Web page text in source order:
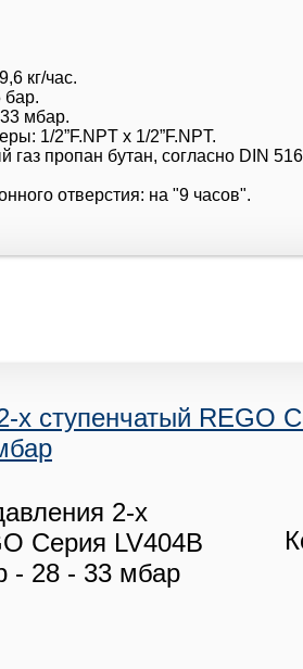
кг/час.
бар.
мбар.
1/2”F.NPT x 1/2”F.NPT.
газ пропан бутан, согласно DIN
отверстия: на "9 часов".
х ступенчатый REGO